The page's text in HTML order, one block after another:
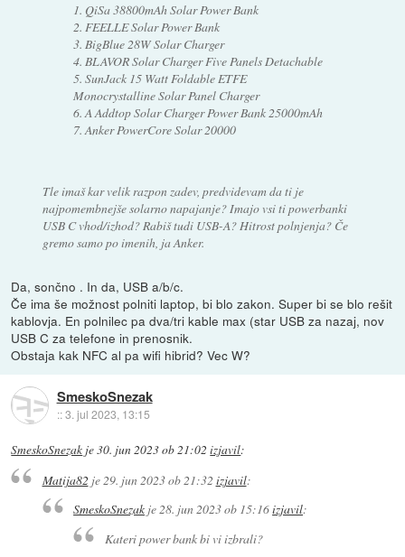
1. QiSa 38800mAh Solar Power Bank
2. FEELLE Solar Power Bank
3. BigBlue 28W Solar Charger
4. BLAVOR Solar Charger Five Panels Detachable
5. SunJack 15 Watt Foldable ETFE
Monocrystalline Solar Panel Charger
6. A Addtop Solar Charger Power Bank 25000mAh
7. Anker PowerCore Solar 20000
Tle imaš kar velik razpon zadev, predvidevam da ti je
najpomembnejše solarno napajanje? Imajo vsi ti powerbanki
USB C vhod/izhod? Rabiš tudi USB-A? Hitrost polnjenja? Če
gremo samo po imenih, ja Anker.
Da, sončno . In da, USB a/b/c.
Če ima še možnost polniti laptop, bi blo zakon. Super bi se blo rešit
kablovja. En polnilec pa dva/tri kable max (star USB za nazaj, nov
USB C za telefone in prenosnik.
Obstaja kak NFC al pa wifi hibrid? Vec W?
SmeskoSnezak
::3. jul 2023, 13:15
SmeskoSnezak je30. jun 2023 ob 21:02 izjavil:
Matija82je 29. jun 2023 ob 21:32 izjavil:
SmeskoSnezak je28. jun 2023 ob 15:16izjavil:
Kateri power bank bi vi izbrali?